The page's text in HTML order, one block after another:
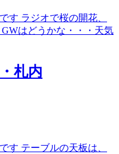
す ラジオで桜の開花、
はどうかな・・・天気
札内
す テーブルの天板は、